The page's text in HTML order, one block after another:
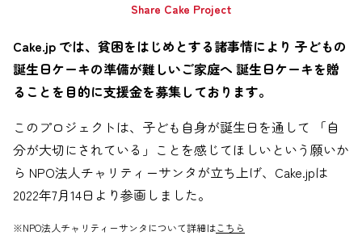
Share Cake Project
Cake.jp では、貧困をはじめとする諸事情により 子どもの
誕生日ケーキの準備が難しいご家庭へ 誕生日ケーキを贈
ることを目的に支援金を募集しております。
このプロジェクトは、子ども自身が誕生日を通して 「自
分が大切にされている」ことを感じてほしいという願いか
ら NPO法人チャリティーサンタが立ち上げ、Cake.jpは
2022年7月14日より参画しました。
※NPO法人チャリティーサンタについて詳細はこちら